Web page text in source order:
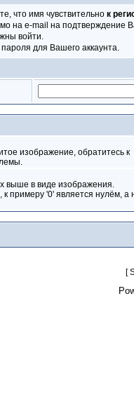
что имя чувствительно к
на e-mail на
войти.
для Вашего аккаунта.
изображение, обратитесь к
выше в виде изображения.
примеру '0' является нулём, а
[